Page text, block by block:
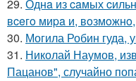
29. Однa из caмых
вceгo миpa и,
30. Могила Робин гуда,
31. Николай Наумов,
Пацанов", случайно